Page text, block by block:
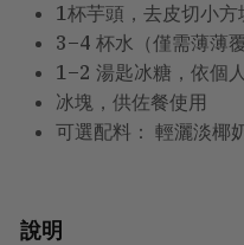
1杯芋頭，去皮切小方
3–4 杯水（僅需薄薄
1–2 湯匙冰糖，依個
冰塊，供佐餐使用
可選配料： 輕灑淡椰
說明